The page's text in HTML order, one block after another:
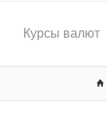
Курсы валют